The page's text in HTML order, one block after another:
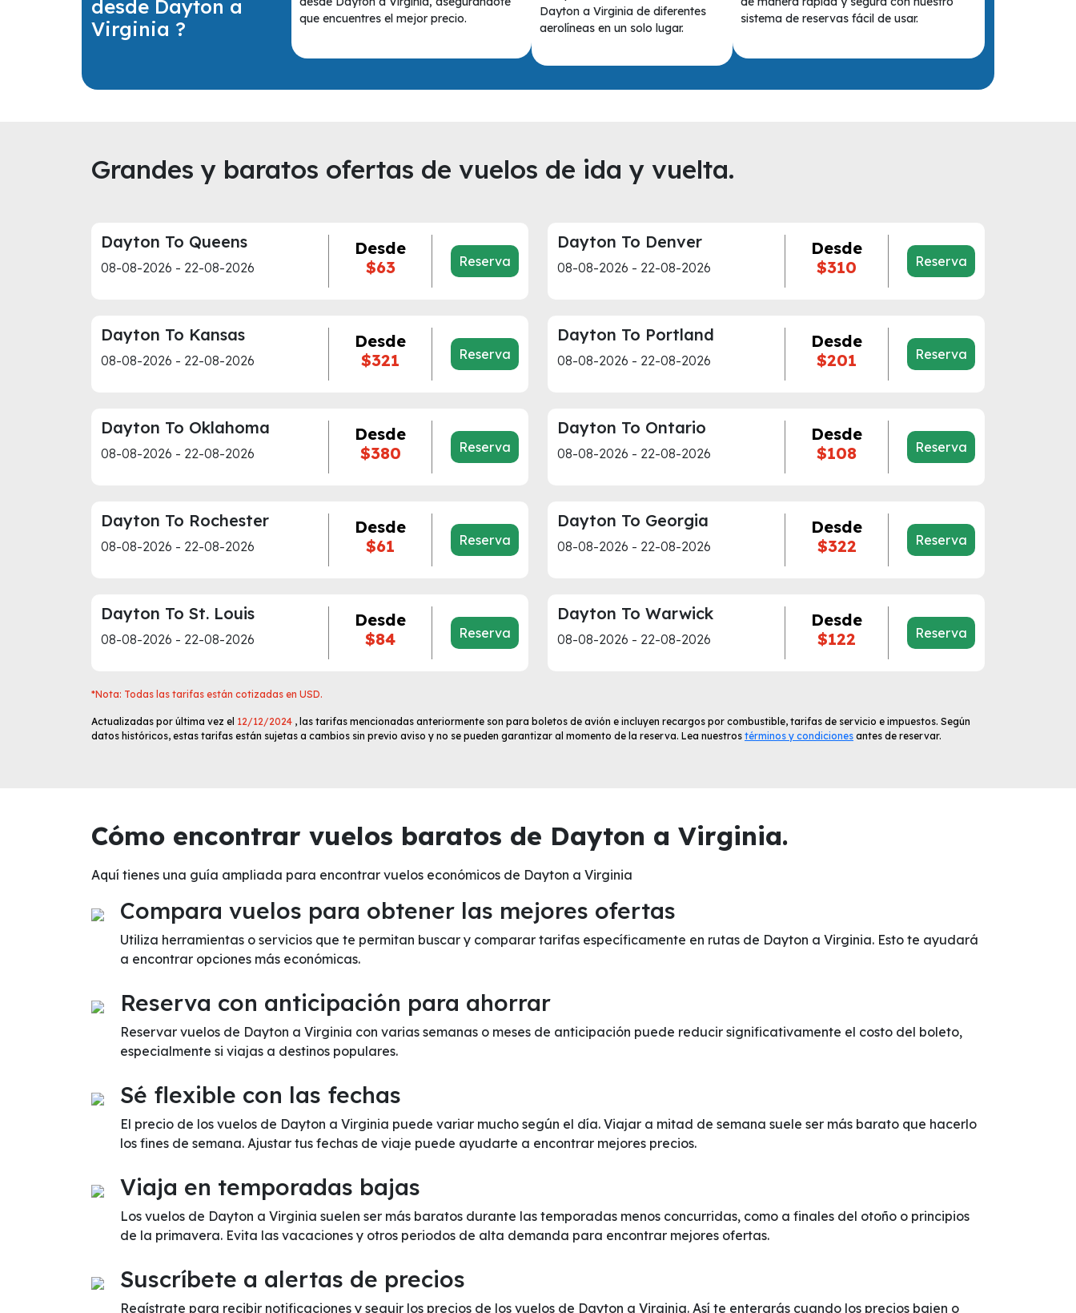
desde Dayton a
Virginia ?
que encuentres el mejor precio.
Dayton a Virginia de diferentes
aerolíneas en un solo lugar.
sistema de reservas fácil de usar.
Grandes y baratos ofertas de vuelos de ida y vuelta.
Dayton To Queens
08-08-2026 - 22-08-2026
Desde
$63
Reserva
Dayton To Denver
08-08-2026 - 22-08-2026
Desde
$310
Reserva
Dayton To Kansas
08-08-2026 - 22-08-2026
Desde
$321
Reserva
Dayton To Portland
08-08-2026 - 22-08-2026
Desde
$201
Reserva
Dayton To Oklahoma
08-08-2026 - 22-08-2026
Desde
$380
Reserva
Dayton To Ontario
08-08-2026 - 22-08-2026
Desde
$108
Reserva
Dayton To Rochester
08-08-2026 - 22-08-2026
Desde
$61
Reserva
Dayton To Georgia
08-08-2026 - 22-08-2026
Desde
$322
Reserva
Dayton To St. Louis
08-08-2026 - 22-08-2026
Desde
$84
Reserva
Dayton To Warwick
08-08-2026 - 22-08-2026
Desde
$122
Reserva
*Nota: Todas las tarifas están cotizadas en USD.
Actualizadas por última vez el 12/12/2024 , las tarifas mencionadas anteriormente son para boletos de avión e incluyen recargos por combustible, tarifas de servicio e impuestos. Según
datos históricos, estas tarifas están sujetas a cambios sin previo aviso y no se pueden garantizar al momento de la reserva. Lea nuestros términos y condiciones antes de reservar.
Cómo encontrar vuelos baratos de Dayton a Virginia.
Aquí tienes una guía ampliada para encontrar vuelos económicos de Dayton a Virginia
Compara vuelos para obtener las mejores ofertas
Utiliza herramientas o servicios que te permitan buscar y comparar tarifas específicamente en rutas de Dayton a Virginia. Esto te ayudará
a encontrar opciones más económicas.
Reserva con anticipación para ahorrar
Reservar vuelos de Dayton a Virginia con varias semanas o meses de anticipación puede reducir significativamente el costo del boleto,
especialmente si viajas a destinos populares.
Sé flexible con las fechas
El precio de los vuelos de Dayton a Virginia puede variar mucho según el día. Viajar a mitad de semana suele ser más barato que hacerlo
los fines de semana. Ajustar tus fechas de viaje puede ayudarte a encontrar mejores precios.
Viaja en temporadas bajas
Los vuelos de Dayton a Virginia suelen ser más baratos durante las temporadas menos concurridas, como a finales del otoño o principios
de la primavera. Evita las vacaciones y otros periodos de alta demanda para encontrar mejores ofertas.
Suscríbete a alertas de precios
Regístrate para recibir notificaciones y seguir los precios de los vuelos de Dayton a Virginia. Así te enterarás cuando los precios bajen o